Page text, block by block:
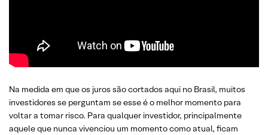
Na medida em que os juros são cortados aqui no Brasil, muitos
investidores se perguntam se esse é o melhor momento para
voltar a tomar risco. Para qualquer investidor, principalmente
aquele que nunca vivenciou um momento como atual, ficam